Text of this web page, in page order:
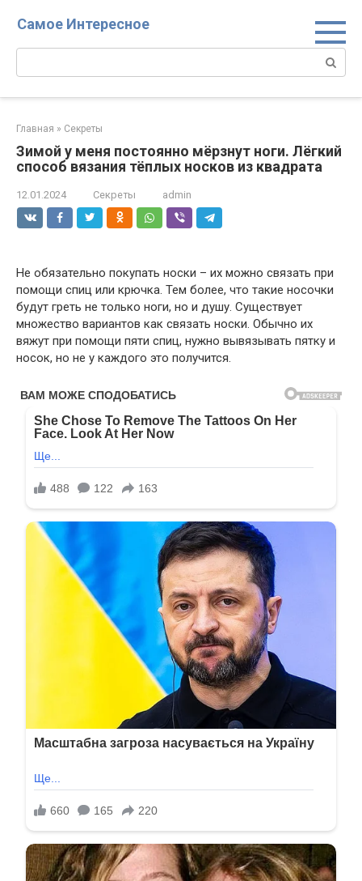
Самое Интересное
Поиск:
Главная » Секреты
Зимой у меня постоянно мёрзнут ноги. Лёгкий
способ вязания тёплых носков из квадрата
12.01.2024 Секреты admin
Не обязательно покупать носки – их можно связать при
помощи спиц или крючка. Тем более, что такие носочки
будут греть не только ноги, но и душу. Существует
множество вариантов как связать носки. Обычно их
вяжут при помощи пяти спиц, нужно вывязывать пятку и
носок, но не у каждого это получится.